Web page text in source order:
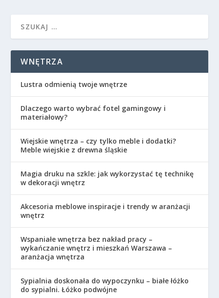
WNĘTRZA
Lustra odmienią twoje wnętrze
Dlaczego warto wybrać fotel gamingowy i
materiałowy?
Wiejskie wnętrza – czy tylko meble i dodatki?
Meble wiejskie z drewna śląskie
Magia druku na szkle: jak wykorzystać tę technikę
w dekoracji wnętrz
Akcesoria meblowe inspiracje i trendy w aranżacji
wnętrz
Wspaniałe wnętrza bez nakład pracy –
wykańczanie wnętrz i mieszkań Warszawa –
aranżacja wnętrza
Sypialnia doskonała do wypoczynku – białe łóżko
do sypialni. Łóżko podwójne